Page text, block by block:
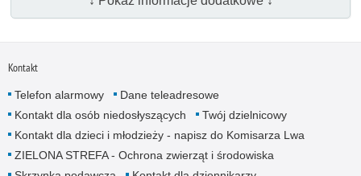
Kontakt
Telefon alarmowy
Dane teleadresowe
Kontakt dla osób niedosłyszących
Twój dzielnicowy
Kontakt dla dzieci i młodzieży - napisz do Komisarza Lwa
ZIELONA STREFA - Ochrona zwierząt i środowiska